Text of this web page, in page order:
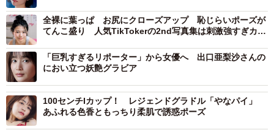
全裸に葉っぱ お尻にクローズアップ 恥じらいポーズが
てんこ盛り 人気TikTokerの2nd写真集は刺激強すぎカッ
「巨乳すぎるリポーター」から女優へ 出口亜梨沙さんの
におい立つ妖艶グラビア
100センチIカップ！ レジェンドグラドル「やなパイ」
あふれる色香ともっちり柔肌で誘惑ポーズ